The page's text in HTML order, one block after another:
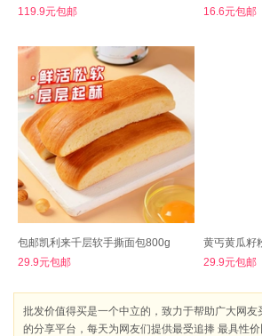
119.9元包邮 16.6元包邮
包邮凯利来千层软手撕面包800g
29.9元包邮
黄丐黄瓜籽
29.9元包邮
批发价值得买是一个中立的，致力于帮助广大网友
的分享平台，每天为网友们提供最受追捧 最具性